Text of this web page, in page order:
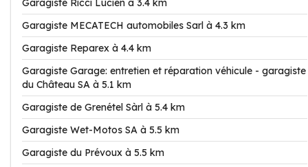
Garagiste Ricci Lucien à 3.4 km
Garagiste MECATECH automobiles Sarl à 4.3 km
Garagiste Reparex à 4.4 km
Garagiste Garage: entretien et réparation véhicule - garagiste
du Château SA à 5.1 km
Garagiste de Grenétel Sàrl à 5.4 km
Garagiste Wet-Motos SA à 5.5 km
Garagiste du Prévoux à 5.5 km